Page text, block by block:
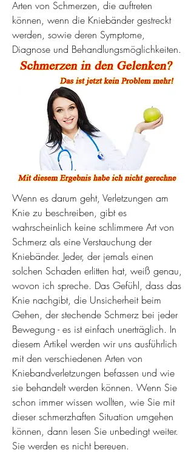
Arten von Schmerzen, die auftreten
können, wenn die Kniebänder gestreckt
werden, sowie deren Symptome,
Diagnose und Behandlungsmöglichkeiten.
Wenn es darum geht, Verletzungen am
Knie zu beschreiben, gibt es
wahrscheinlich keine schlimmere Art von
Schmerz als eine Verstauchung der
Kniebänder. Jeder, der jemals einen
solchen Schaden erlitten hat, weiß genau,
wovon ich spreche. Das Gefühl, dass das
Knie nachgibt, die Unsicherheit beim
Gehen, der stechende Schmerz bei jeder
Bewegung - es ist einfach unerträglich. In
diesem Artikel werden wir uns ausführlich
mit den verschiedenen Arten von
Kniebandverletzungen befassen und wie
sie behandelt werden können. Wenn Sie
schon immer wissen wollten, wie Sie mit
dieser schmerzhaften Situation umgehen
können, dann lesen Sie unbedingt weiter.
Sie werden es nicht bereuen.